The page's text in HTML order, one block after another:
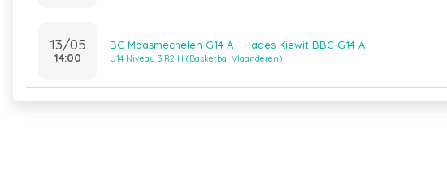
13/05
14:00
BC Maasmechelen G14 A - Hades Kiewit BBC G14 A
U14 Niveau 3 R2 H (Basketbal Vlaanderen)